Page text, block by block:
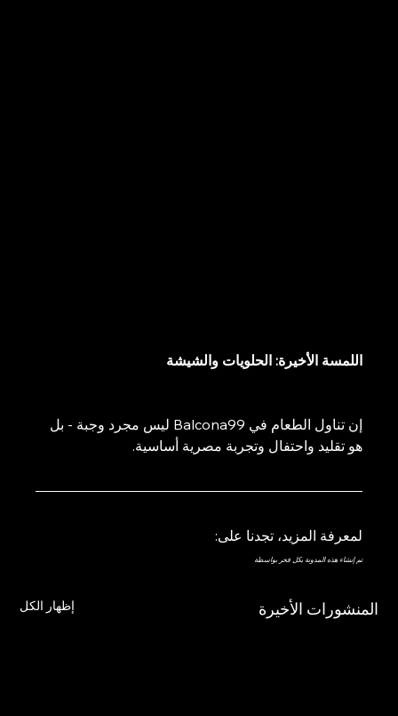
اللمسة الأخيرة: الحلويات والشيشة
إن تناول الطعام في Balcona99 ليس مجرد وجبة - بل
هو تقليد واحتفال وتجربة مصرية أساسية.
لمعرفة المزيد، تجدنا على:
تم إنشاء هذه المدونة بكل فخر بواسطة
المنشورات الأخيرة إظهار الكل